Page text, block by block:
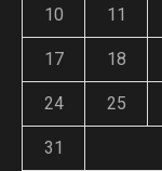
10 11
17 18
24 25
31